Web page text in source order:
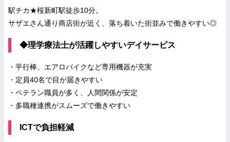
駅チカ★桜新町駅徒歩10分。
サザエさん通り商店街が近く、落ち着いた街並みで働きやすい◎
◆理学療法士が活躍しやすいデイサービス
・平行棒、エアロバイクなど専用機器が充実
・定員40名で目が届きやすい
・ベテラン職員が多く、人間関係が安定
・多職種連携がスムーズで働きやすい
ICTで負担軽減